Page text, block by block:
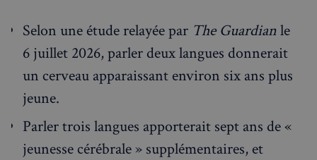
Selon une étude relayée par The Guardianle
6 juillet 2026, parler deux langues donnerait
un cerveau apparaissant environ six ans plus
jeune.
Parler trois langues apporterait sept ans de «
jeunesse cérébrale » supplémentaires, et